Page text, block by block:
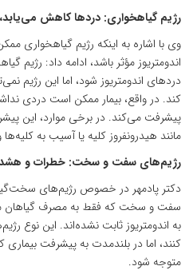
رژیم گیاهخواری: دردها کاهش
وی با اشاره به اینکه رژیم گیاهخواری
اندومتریوز مؤثر باشد، ادامه داد:
دردهای اندومتریوز شود، اما این رژیم
کند. در واقع، بیمار ممکن است دردی
پیشرفت می‌کند. در برخی موارد، این
مانند هیدرونفروز کلیه یا آسیب به
رژیم‌های سفت و سخت: خطرات و
دکتر پادمهر در خصوص رژیم‌های
سفت و سخت که فقط به مصرف گیاهان
به اندومتریوز ثابت نشده‌اند. این
کنند، اما در بلندمدت به پیشرفت بیماری
متوجه شود.